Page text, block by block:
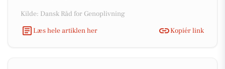
Kilde: Dansk Råd for Genoplivning
Læs hele artiklen her
Kopiér link